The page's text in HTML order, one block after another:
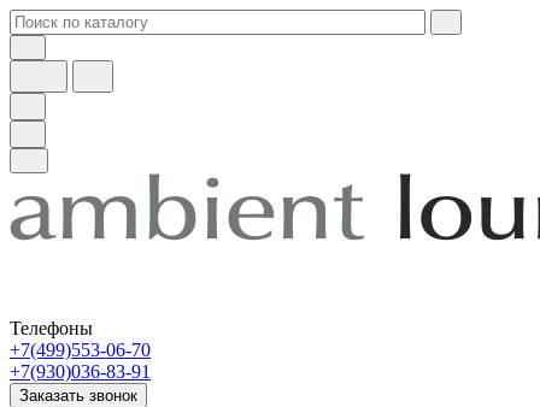
Телефоны
+7(499)553-06-70
+7(930)036-83-91
Заказать звонок